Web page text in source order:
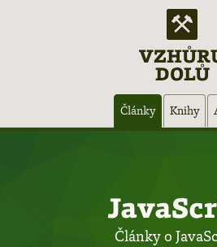
DOLŮ
Články Knihy
Články o